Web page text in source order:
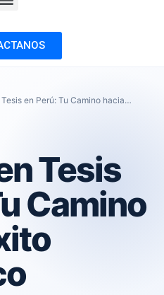
en Perú: Tu Camino hacia…
Tesis
Camino